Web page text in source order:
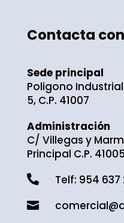
Contacta
Sede principal
Poligono
5, C.P. 41007
Administración
C/ Villegas y
Principal C.P. 41005
 Telf: 954 637
